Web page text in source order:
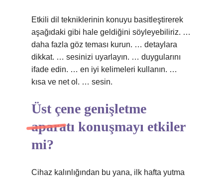
Etkili dil tekniklerinin konuyu basitleştirerek
aşağıdaki gibi hale geldiğini söyleyebiliriz. …
daha fazla göz teması kurun. … detaylara
dikkat. … sesinizi uyarlayın. … duygularını
ifade edin. … en iyi kelimeleri kullanın. …
kısa ve net ol. … sesin.
Üst çene genişletme
aparatı konuşmayı etkiler
mi?
Cihaz kalınlığından bu yana, ilk hafta yutma